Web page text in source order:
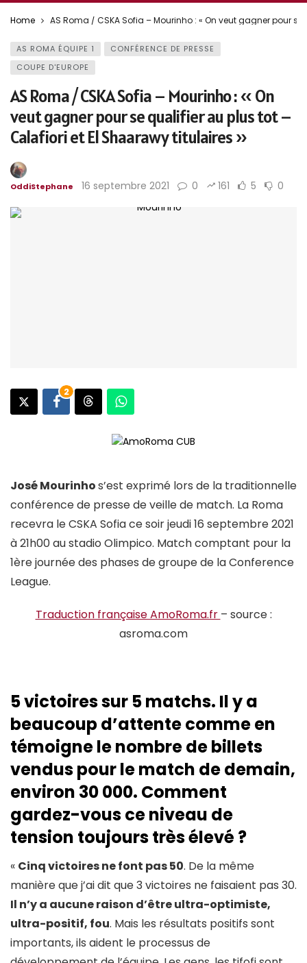
Home AS Roma / CSKA Sofia – Mourinho : « On veut gagner pour
AS ROMA ÉQUIPE 1
CONFÉRENCE DE PRESSE
COUPE D'EUROPE
AS Roma / CSKA Sofia – Mourinho : « On
veut gagner pour se qualifier au plus tot –
Calafiori et El Shaarawy titulaires »
OddiStephane 16 septembre 2021 0 161 5 0
2
José Mourinhos’est exprimé lors de la traditionnelle
conférence de presse de veille de match. La Roma
recevra le CSKA Sofia ce soir jeudi 16 septembre 2021
à 21h00 au stadio Olimpico. Match comptant pour la
1ère journée des phases de groupe de la Conference
League.
Traduction française AmoRoma.fr – source :
asroma.com
5 victoires sur 5 matchs. Il y a
beaucoup d’attente comme en
témoigne le nombre de billets
vendus pour le match de demain,
environ 30 000. Comment
gardez-vous ce niveau de
tension toujours très élevé ?
« Cinq victoires ne font pas 50. De la même
manière que j’ai dit que 3 victoires ne faisaient pas 30.
Il n’y a aucune raison d’être ultra-optimiste,
ultra-positif, fou. Mais les résultats positifs sont
importants, ils aident le processus de